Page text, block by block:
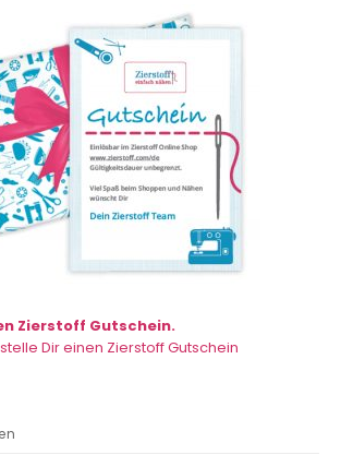
Zierstoff Gutschein.
Dir einen Zierstoff Gutschein